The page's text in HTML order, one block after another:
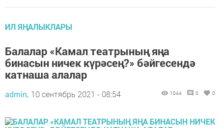
ИЛ ЯҢАЛЫКЛАРЫ
Балалар «Камал театрының яңа
бинасын ничек күрәсең?» бәйгесендә
катнаша алалар
admin, 10 сентябрь 2021 - 08:54 1044 0 0